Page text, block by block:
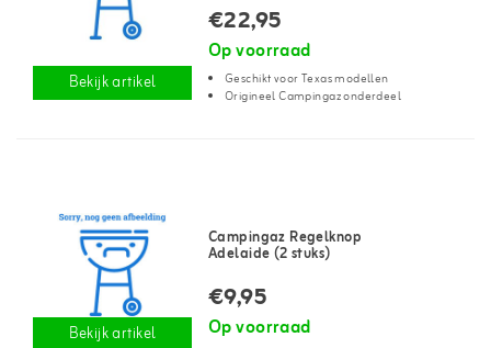
Bekijk artikel
€22,95
Op voorraad
Geschikt voor Texas modellen
Origineel Campingaz onderdeel
Bekijk artikel
Campingaz Regelknop
Adelaide (2 stuks)
€9,95
Op voorraad